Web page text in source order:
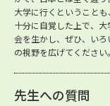
大学に行くということ
十分に自覚した上で、
会を生かし、ぜひ、い
の視野を広げてください。
先生への質問